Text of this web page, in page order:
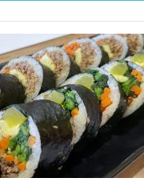
韓国･李在明さっそく不
韓国は「中国と同じく」
『韓国銀行』が「金の保
韓国･外為取引量「1日当
韓国･帰ってきた李在明。